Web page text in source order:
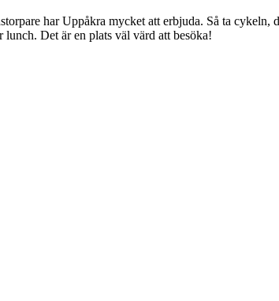
har Uppåkra mycket att erbjuda. Så ta
Det är en plats väl värd att besöka!